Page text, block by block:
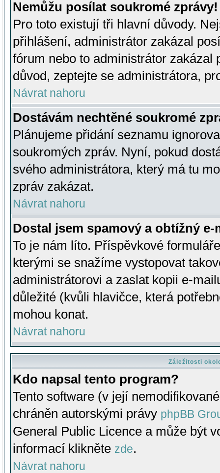
Nemůžu posílat soukromé zprávy!
Pro toto existují tři hlavní důvody.
přihlášení, administrátor zakázal
fórum nebo to administrátor zakázal
důvod, zeptejte se administrátora,
Návrat nahoru
Dostávám nechtěné soukromé
Plánujeme přidání seznamu
soukromých zpráv. Nyní, pokud
svého administrátora, který má tu
zpráv zakázat.
Návrat nahoru
Dostal jsem spamový a obtížný
To je nám líto. Příspěvkové
kterými se snažíme vystopovat
administrátorovi a zaslat kopii e-
důležité (kvůli hlavičce, která
mohou konat.
Návrat nahoru
Záležitosti
Kdo napsal tento program?
Tento software (v její
chráněn autorskými právy phpBB
General Public Licence a může být
informací klikněte zde.
Návrat nahoru